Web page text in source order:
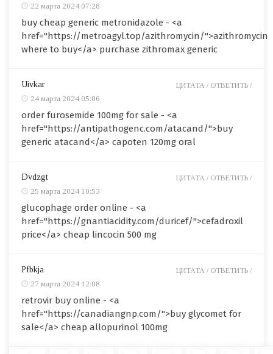
22 марта 2024 07:28
buy cheap generic metronidazole - <a
href="https://metroagyl.top/azithromycin/">azithromycin
where to buy</a> purchase zithromax generic
Uivkar
24 марта 2024 05:06
order furosemide 100mg for sale - <a
href="https://antipathogenc.com/atacand/">buy
generic atacand</a> capoten 120mg oral
ЦИТАТА / ОТВЕТИТЬ /
Dvdzgt
25 марта 2024 10:53
glucophage order online - <a
href="https://gnantiacidity.com/duricef/">cefadroxil
price</a> cheap lincocin 500 mg
ЦИТАТА / ОТВЕТИТЬ /
Pfbkja
27 марта 2024 12:08
retrovir buy online - <a
href="https://canadiangnp.com/">buy glycomet for
sale</a> cheap allopurinol 100mg
ЦИТАТА / ОТВЕТИТЬ /